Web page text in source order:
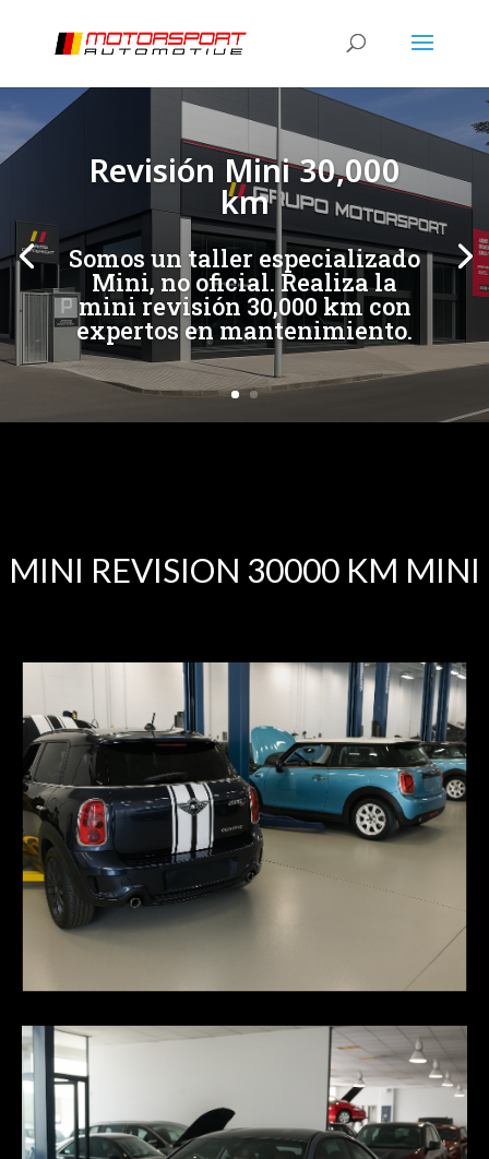
Revisión Mini 30,000
km
Somos un taller especializado
Mini, no oficial. Realiza la
mini revisión 30,000 km con
expertos en mantenimiento.
[/et_pb_slide] [/et_pb_slide]
MINI REVISION 30000 KM MINI